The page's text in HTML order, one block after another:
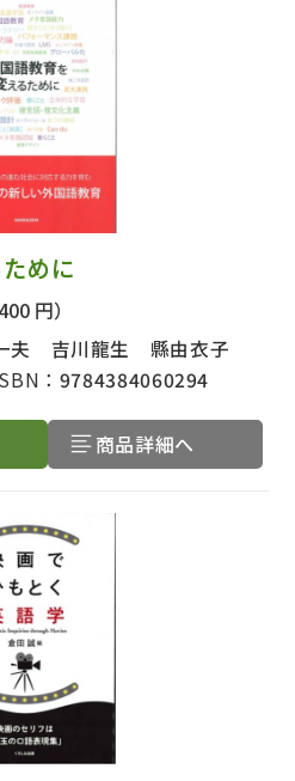
めに
円）
夫 吉川龍生 縣由衣子
： 9784384060294
商品詳細へ